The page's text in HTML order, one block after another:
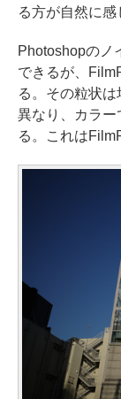
る方が自然に感
Photoshopのノ
できるが、
る。その粒状
異なり、カラ
る。これは